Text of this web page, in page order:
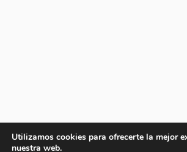
Utilizamos cookies para ofrecerte la mejor
nuestra web.